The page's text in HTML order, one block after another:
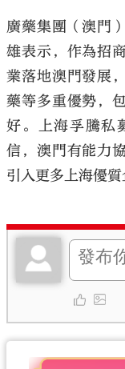
廣藥集團（澳門
雄表示，作為招
業落地澳門發展
藥等多重優勢，
好。上海孚騰私
信，澳門有能力
引入更多上海優質